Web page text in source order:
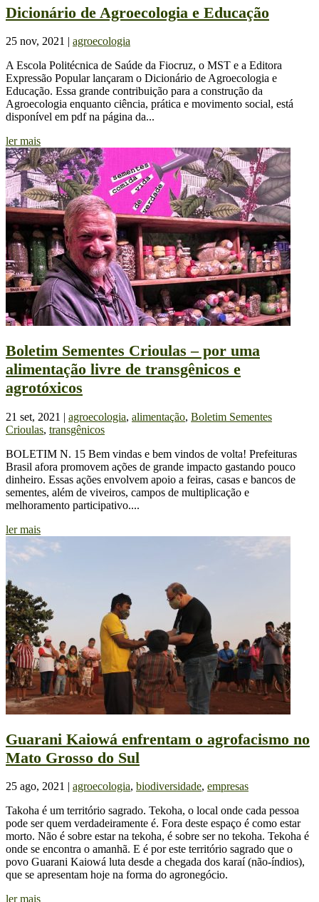
Dicionário de Agroecologia e Educação
25 nov, 2021 | agroecologia
A Escola Politécnica de Saúde da Fiocruz, o MST e a Editora
Expressão Popular lançaram o Dicionário de Agroecologia e
Educação. Essa grande contribuição para a construção da
Agroecologia enquanto ciência, prática e movimento social, está
disponível em pdf na página da...
ler mais
Boletim Sementes Crioulas – por uma
alimentação livre de transgênicos e
agrotóxicos
21 set, 2021 | agroecologia, alimentação, Boletim Sementes
Crioulas, transgênicos
BOLETIM N. 15 Bem vindas e bem vindos de volta! Prefeituras
Brasil afora promovem ações de grande impacto gastando pouco
dinheiro. Essas ações envolvem apoio a feiras, casas e bancos de
sementes, além de viveiros, campos de multiplicação e
melhoramento participativo....
ler mais
Guarani Kaiowá enfrentam o agrofacismo no
Mato Grosso do Sul
25 ago, 2021 | agroecologia, biodiversidade, empresas
Takoha é um território sagrado. Tekoha, o local onde cada pessoa
pode ser quem verdadeiramente é. Fora deste espaço é como estar
morto. Não é sobre estar na tekoha, é sobre ser no tekoha. Tekoha é
onde se encontra o amanhã. E é por este território sagrado que o
povo Guarani Kaiowá luta desde a chegada dos karaí (não-índios),
que se apresentam hoje na forma do agronegócio.
ler mais